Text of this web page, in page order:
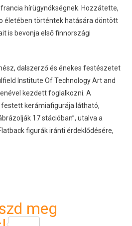
hírügynökségnek. Hozzátette,
életében történtek hatására döntött
is bevonja első finnországi
dalszerző és énekes festészetet
Institute Of Technology Art and
kezdett foglalkozni. A
kerámiafigurája látható,
17 stációban”, utalva a
figurák iránti érdeklődésére,
meg